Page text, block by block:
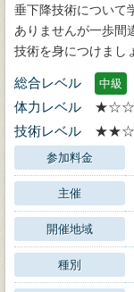
垂下降技術について
ありませんが一歩間
技術を身につけまし
総合レベル 中級
体力レベル
技術レベル
参加料金
主催
開催地域
種別